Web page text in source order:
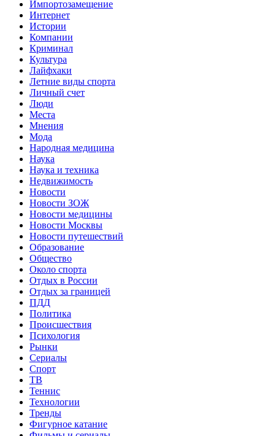
Импортозамещение
Интернет
Истории
Компании
Криминал
Культура
Лайфхаки
Летние виды спорта
Личный счет
Люди
Места
Мнения
Мода
Народная медицина
Наука
Наука и техника
Недвижимость
Новости
Новости ЗОЖ
Новости медицины
Новости Москвы
Новости путешествий
Образование
Общество
Около спорта
Отдых в России
Отдых за границей
ПДД
Политика
Происшествия
Психология
Рынки
Сериалы
Спорт
ТВ
Теннис
Технологии
Тренды
Фигурное катание